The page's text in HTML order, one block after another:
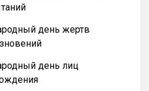
день жертв
день лиц